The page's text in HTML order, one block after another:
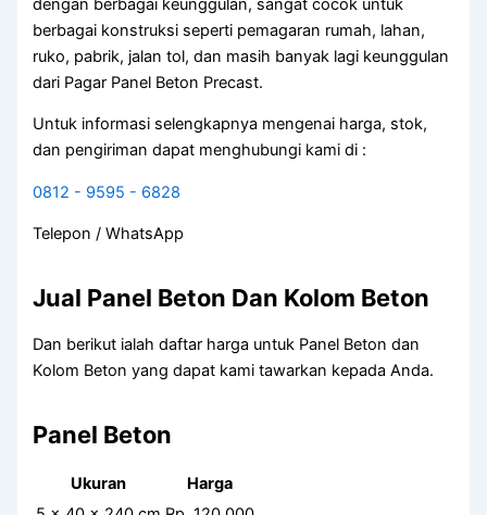
dengan berbagai keunggulan, sangat cocok untuk
berbagai konstruksi seperti pemagaran rumah, lahan,
ruko, pabrik, jalan tol, dan masih banyak lagi keunggulan
dari Pagar Panel Beton Precast.
Untuk informasi selengkapnya mengenai harga, stok,
dan pengiriman dapat menghubungi kami di :
0812 - 9595 - 6828
Telepon / WhatsApp
Jual Panel Beton Dan Kolom Beton
Dan berikut ialah daftar harga untuk Panel Beton dan
Kolom Beton yang dapat kami tawarkan kepada Anda.
Panel Beton
Ukuran
Harga